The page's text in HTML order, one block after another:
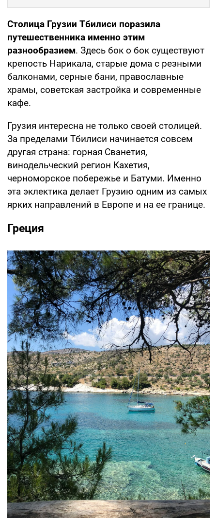
Столица Грузии Тбилиси поразила
путешественника именно этим
разнообразием. Здесь бок о бок существуют
крепость Нарикала, старые дома с резными
балконами, серные бани, православные
храмы, советская застройка и современные
кафе.
Грузия интересна не только своей столицей.
За пределами Тбилиси начинается совсем
другая страна: горная Сванетия,
винодельческий регион Кахетия,
черноморское побережье и Батуми. Именно
эта эклектика делает Грузию одним из самых
ярких направлений в Европе и на ее границе.
Греция